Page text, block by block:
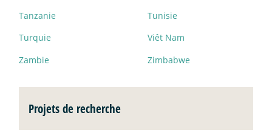
Tanzanie
Tunisie
Turquie
Viêt Nam
Zambie
Zimbabwe
Projets de recherche